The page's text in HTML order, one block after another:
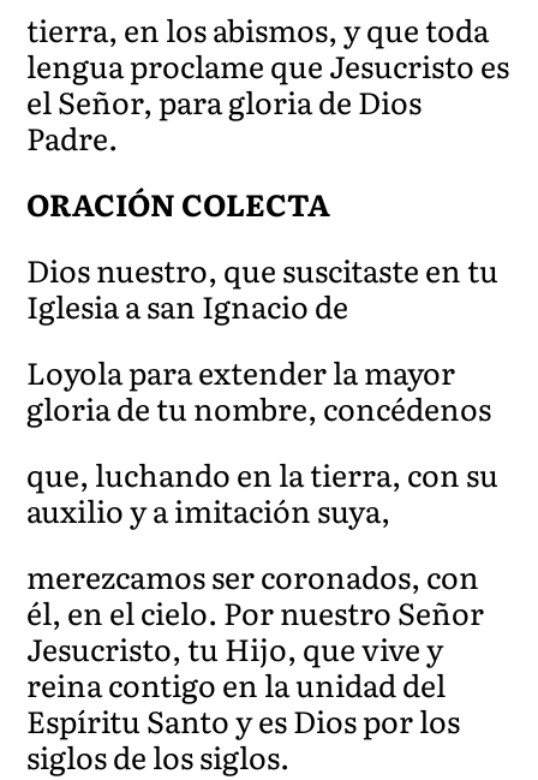
tierra, en los abismos, y que toda
lengua proclame que Jesucristo es
el Señor, para gloria de Dios
Padre.
ORACIÓN COLECTA
Dios nuestro, que suscitaste en tu
Iglesia a san Ignacio de
Loyola para extender la mayor
gloria de tu nombre, concédenos
que, luchando en la tierra, con su
auxilio y a imitación suya,
merezcamos ser coronados, con
él, en el cielo. Por nuestro Señor
Jesucristo, tu Hijo, que vive y
reina contigo en la unidad del
Espíritu Santo y es Dios por los
siglos de los siglos.